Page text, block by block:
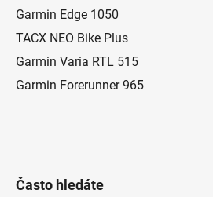
Garmin Edge 1050
TACX NEO Bike Plus
Garmin Varia RTL 515
Garmin Forerunner 965
Často hledáte